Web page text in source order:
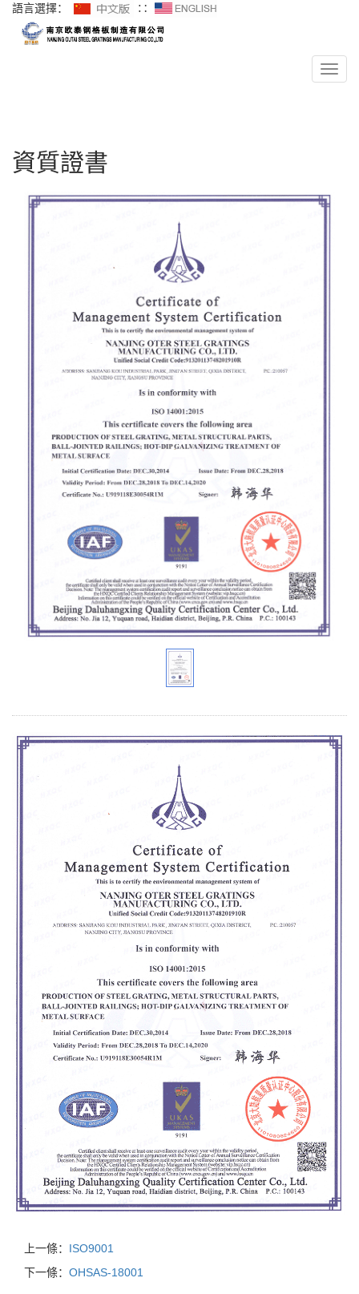
語言選擇： ∷
導
航
資質證書
上一條： ISO9001
下一條： OHSAS-18001